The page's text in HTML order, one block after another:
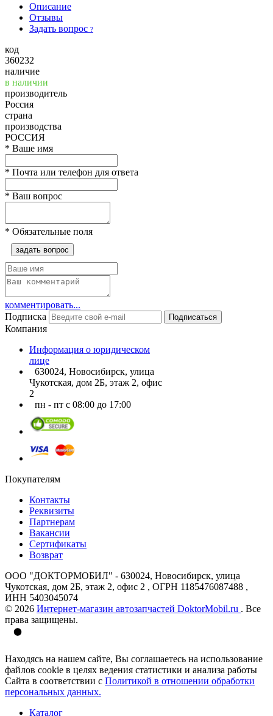
Описание
Отзывы
Задать вопрос ?
код
360232
наличие
в наличии
производитель
Россия
страна
производства
РОССИЯ
* Ваше имя
* Почта или телефон для ответа
* Ваш вопрос
* Обязательные поля
задать вопрос
комментировать...
Подписка
Подписаться
Компания
Информация о юридическом
лице
630024, Новосибирск, улица
Чукотская, дом 2Б, этаж 2, офис
2
пн - пт с 08:00 до 17:00
Покупателям
Контакты
Реквизиты
Партнерам
Вакансии
Сертификаты
Возврат
ООО "ДОКТОРМОБИЛ" - 630024, Новосибирск, улица
Чукотская, дом 2Б, этаж 2, офис 2 , ОГРН 1185476087488 ,
ИНН 5403045074
© 2026 Интернет-магазин автозапчастей DoktorMobil.ru . Все
права защищены.
Находясь на нашем сайте, Вы соглашаетесь на использование
файлов cookie в целях ведения статистики и анализа работы
Сайта в соответствии с Политикой в отношении обработки
персональных данных.
Каталог